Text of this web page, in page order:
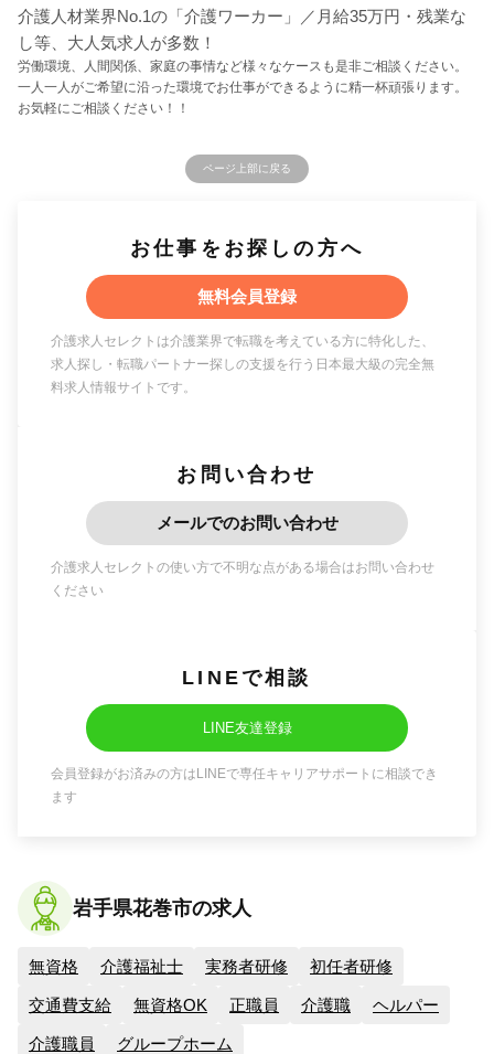
介護人材業界No.1の「介護ワーカー」／月給35万円・残業な
し等、大人気求人が多数！
労働環境、人間関係、家庭の事情など様々なケースも是非ご相談ください。
一人一人がご希望に沿った環境でお仕事ができるように精一杯頑張ります。
お気軽にご相談ください！！
ページ上部に戻る
お仕事をお探しの方へ
無料会員登録
介護求人セレクトは介護業界で転職を考えている方に特化した、
求人探し・転職パートナー探しの支援を行う日本最大級の完全無
料求人情報サイトです。
お問い合わせ
メールでのお問い合わせ
介護求人セレクトの使い方で不明な点がある場合はお問い合わせ
ください
LINEで相談
LINE友達登録
会員登録がお済みの方はLINEで専任キャリアサポートに相談でき
ます
岩手県花巻市の求人
無資格 介護福祉士 実務者研修 初任者研修
交通費支給 無資格OK 正職員 介護職 ヘルパー
介護職員 グループホーム